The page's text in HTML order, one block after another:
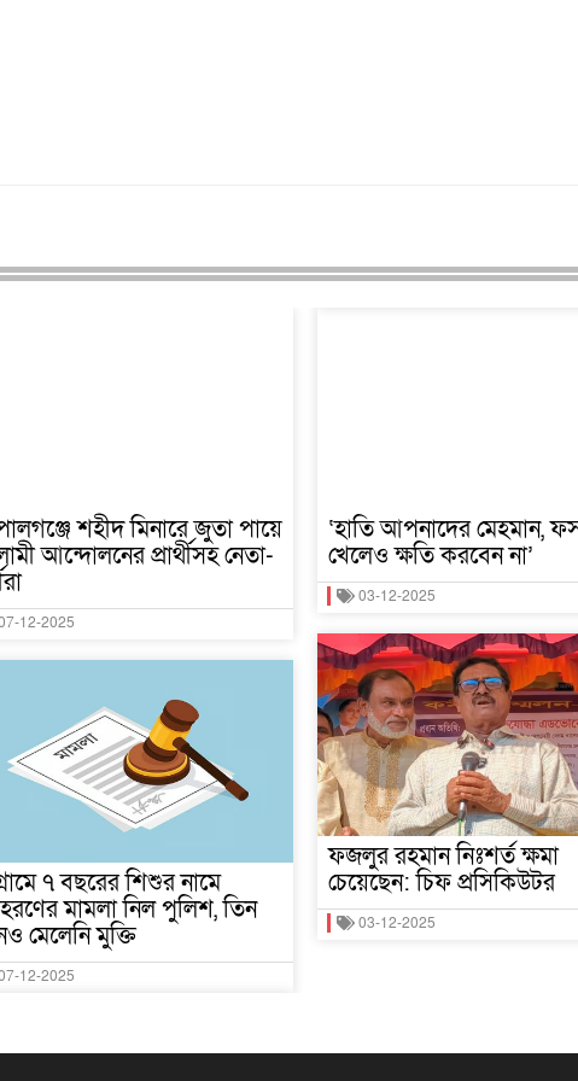
শহীদ মিনারে জুতা পায়ে
আন্দোলনের প্রার্থীসহ নেতা-
12-2025
৭ বছরের শিশুর নামে
মামলা নিল পুলিশ, তিন
মেলেনি মুক্তি
12-2025
‘হাতি আপনাদের মেহমান,
খেলেও ক্ষতি করবেন না’
03-12-2025
ফজলুর রহমান নিঃশর্ত ক্ষমা
চেয়েছেন: চিফ প্রসিকিউটর
03-12-2025